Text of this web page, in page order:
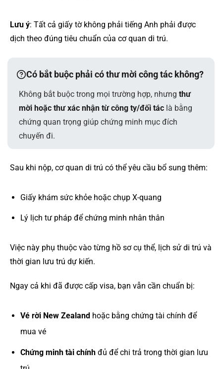
Lưu ý: Tất cả giấy tờ không phải tiếng Anh phải được
dịch theo đúng tiêu chuẩn của cơ quan di trú.
Có bắt buộc phải có thư mời công tác không?
Không bắt buộc trong mọi trường hợp, nhưng thư
mời hoặc thư xác nhận từ công ty/đối táclà bằng
chứng quan trọng giúp chứng minh mục đích
chuyến đi.
Sau khi nộp, cơ quan di trú có thể yêu cầu bổ sung thêm:
Giấy khám sức khỏe hoặc chụp X-quang
Lý lịch tư pháp để chứng minh nhân thân
Việc này phụ thuộc vào từng hồ sơ cụ thể, lịch sử di trú và
thời gian lưu trú dự kiến.
Ngay cả khi đã được cấp visa, bạn vẫn cần chuẩn bị:
Vé rời New Zealandhoặc bằng chứng tài chính để
mua vé
Chứng minh tài chínhđủ để chi trả trong thời gian lưu